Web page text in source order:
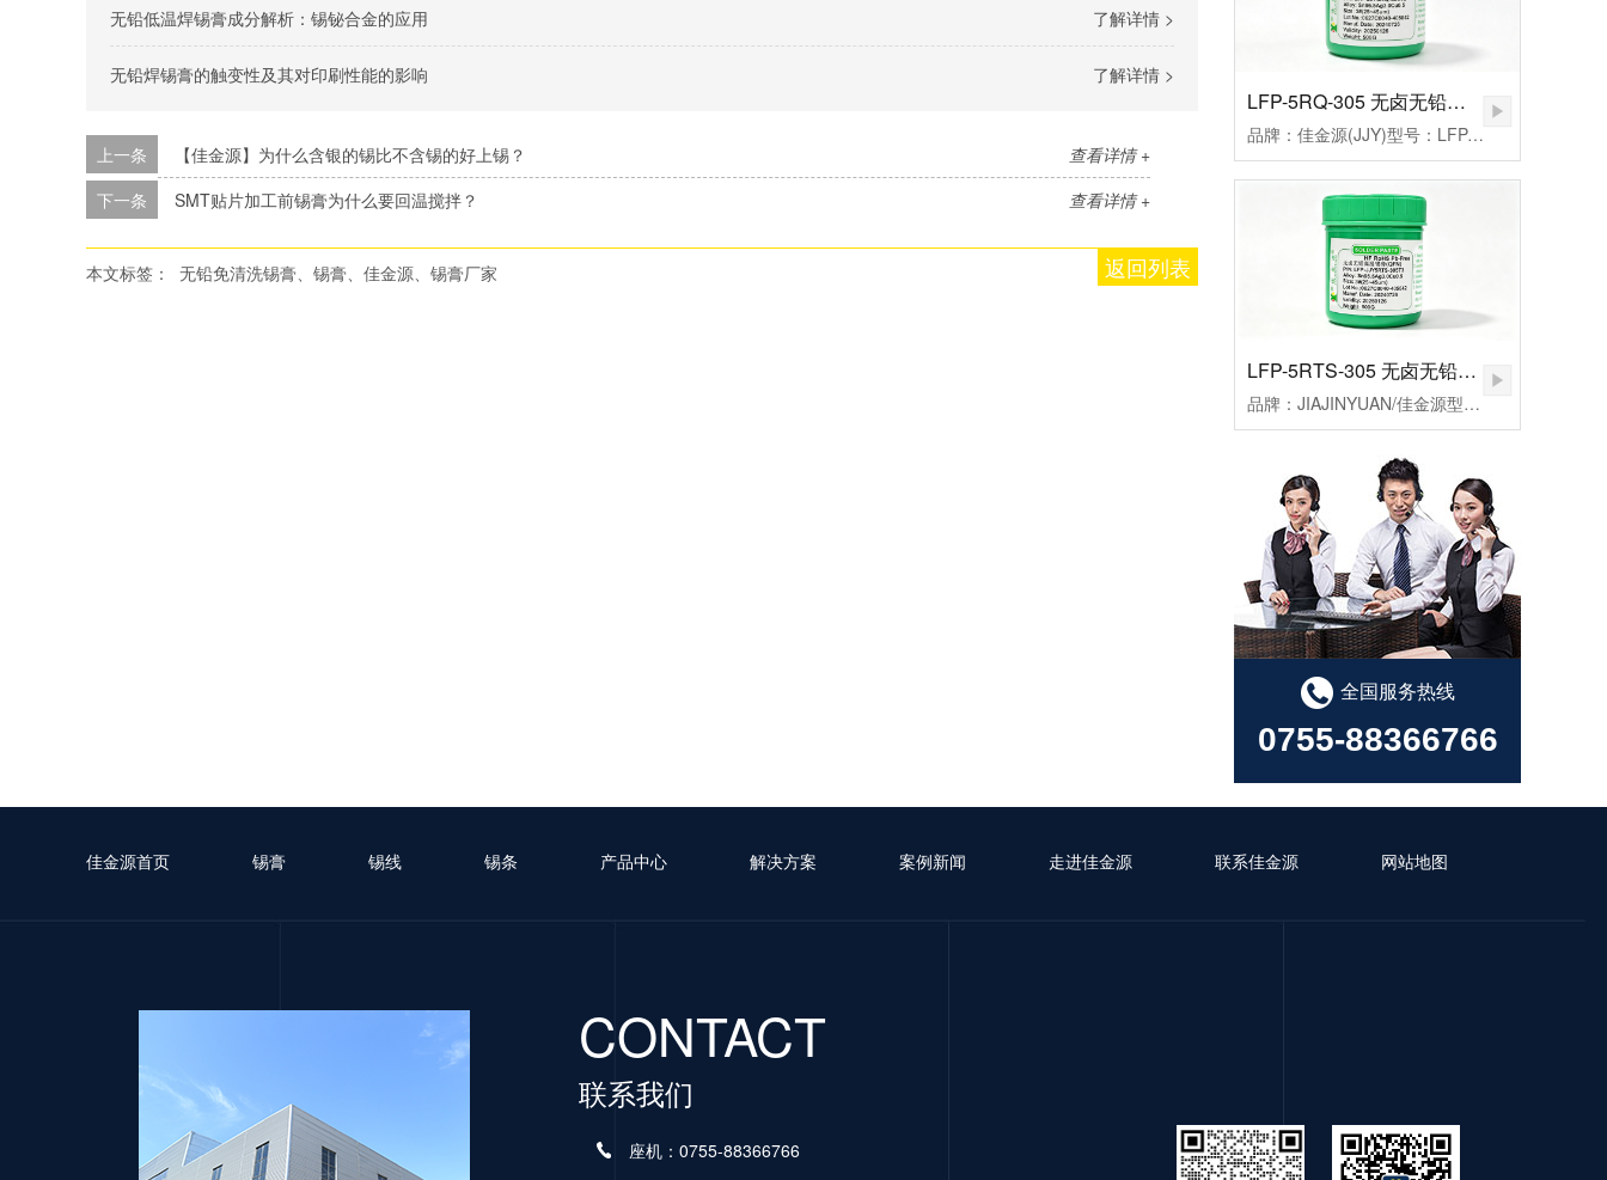
了解详情 >
无铅低温焊锡膏成分解析：锡铋合金的应用
了解详情 >
无铅焊锡膏的触变性及其对印刷性能的影响
查看详情 +
上一条
【佳金源】为什么含银的锡比不含锡的好上锡？
查看详情 +
下一条 SMT贴片加工前锡膏为什么要回温搅拌？
返回列表
本文标签： 无铅免清洗锡膏、锡膏、佳金源、锡膏厂家
LFP-5RQ-305 无卤无铅高温锡膏
品牌：佳金源(JJY)型号：LFP-JJY5RQ-305T3合金成分：Sn96.5Ag3.0Cu0.5颗粒度：3#(25-45um）粘度：190±20Pa.S活性：高活性熔点：217℃峰值温度：235-255（℃）规格：500克/瓶
LFP-5RTS-305 无卤无铅高温锡膏
品牌：JIAJINYUAN/佳金源型号：LFP-JJY5RTS-305T3合金成分：Sn96.5Ag3.0Cu0.5颗粒度：3#(25-45um）粘度：185±20Pa.S活性：较高活性熔点：217℃峰值温度：235-255℃规格：500克/瓶
全国服务热线
0755-88366766
佳金源首页 锡膏 锡线 锡条 产品中心 解决方案 案例新闻 走进佳金源 联系佳金源 网站地图
CONTACT
联系我们
座机：0755-88366766